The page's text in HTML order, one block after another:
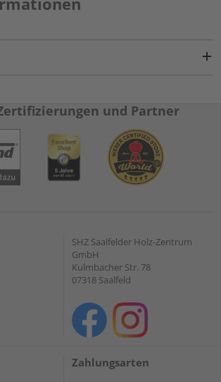
und Partner
SHZ Saalfelder Holz-Zentrum
GmbH
Kulmbacher Str. 78
07318 Saalfeld
Zahlungsarten